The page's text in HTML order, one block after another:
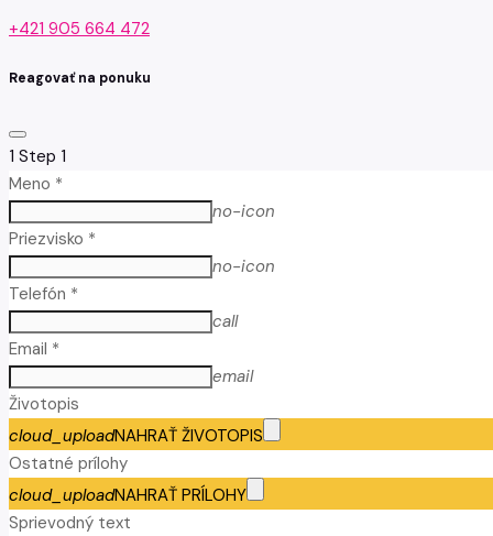
+421 905 664 472
Reagovať na ponuku
1 Step 1
Meno *
no-icon
Priezvisko *
no-icon
Telefón *
call
Email *
email
Životopis
cloud_uploadNAHRAŤ ŽIVOTOPIS
Ostatné prílohy
cloud_uploadNAHRAŤ PRÍLOHY
Sprievodný text